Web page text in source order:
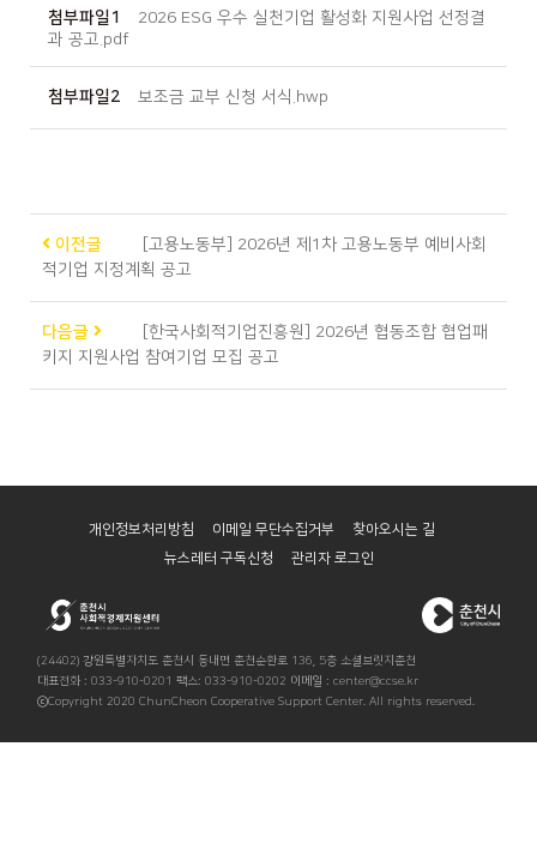
첨부파일1
2026 ESG 우수 실천기업 활성화 지원사업 선정결
과 공고.pdf
첨부파일2 보조금 교부 신청 서식.hwp
이전글
[고용노동부] 2026년 제1차 고용노동부 예비사회
적기업 지정계획 공고
다음글
[한국사회적기업진흥원] 2026년 협동조합 협업패
키지 지원사업 참여기업 모집 공고
개인정보처리방침 이메일 무단수집거부
찾아오시는 길
뉴스레터 구독신청
관리자 로그인
(24402) 강원특별자치도 춘천시 동내면 춘천순환로 136, 5층 소셜브릿지춘천
대표전화 : 033-910-0201 팩스: 033-910-0202 이메일 : center@ccse.kr
ⓒCopyright 2020 ChunCheon Cooperative Support Center. All rights reserved.